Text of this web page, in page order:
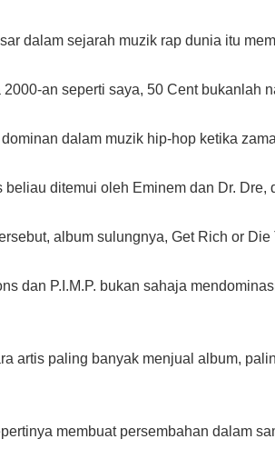
dalam sejarah muzik rap dunia itu
an seperti saya, 50 Cent bukanlah
dalam muzik hip-hop ketika
ditemui oleh Eminem dan Dr.
album sulungnya, Get Rich or
dan P.I.M.P. bukan sahaja
artis paling banyak menjual album,
membuat persembahan dalam